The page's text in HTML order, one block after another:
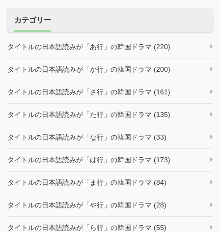
カテゴリー
タイトルの日本語読みが「あ行」の韓国ドラマ (220)
タイトルの日本語読みが「か行」の韓国ドラマ (200)
タイトルの日本語読みが「さ行」の韓国ドラマ (161)
タイトルの日本語読みが「た行」の韓国ドラマ (135)
タイトルの日本語読みが「な行」の韓国ドラマ (33)
タイトルの日本語読みが「は行」の韓国ドラマ (173)
タイトルの日本語読みが「ま行」の韓国ドラマ (84)
タイトルの日本語読みが「や行」の韓国ドラマ (28)
タイトルの日本語読みが「ら行」の韓国ドラマ (55)